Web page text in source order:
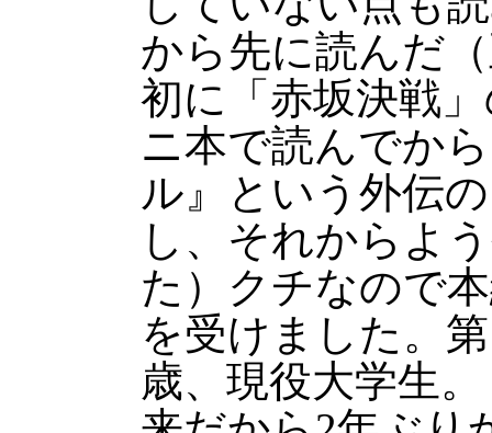
から先に読んだ
初に「赤坂決戦
ニ本で読んでか
ル』という外伝
し、それからよ
た）クチなので
を受けました。
歳、現役大学生